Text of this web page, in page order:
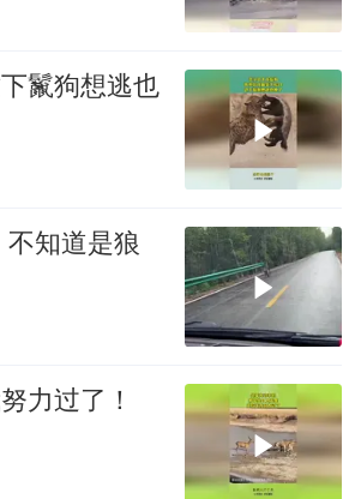
鬣狗想逃也
知道是狼
力过了！